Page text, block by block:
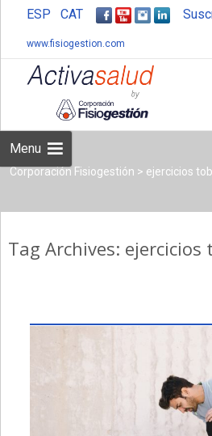
ESP CAT
www.fisiogestion.com
Menu
Corporación Fisiogestión > ejercicios
Tag Archives: ejercicios